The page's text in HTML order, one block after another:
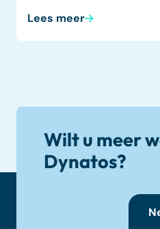
Lees meer
Wilt u meer
Dynatos?